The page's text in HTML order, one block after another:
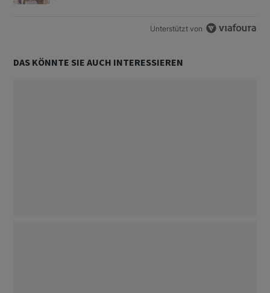
Unterstützt von
DAS KÖNNTE SIE AUCH INTERESSIEREN